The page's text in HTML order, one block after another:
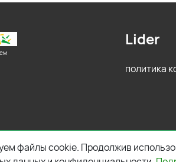
Lider
политика
файлы cookie. Продолжив